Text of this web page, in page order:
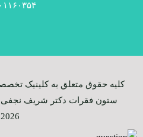
کلیه حقوق متعلق به کلینیک
ستون فقرات​ دکتر شریف
2026